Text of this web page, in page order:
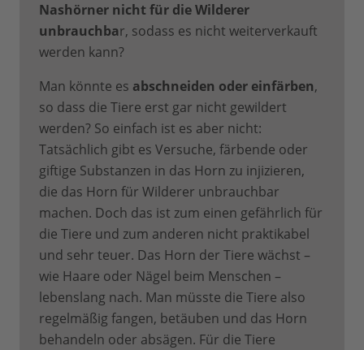
Nashörner nicht für die Wilderer
unbrauchbar, sodass es nicht weiterverkauft
werden kann?
Man könnte es abschneiden oder einfärben,
so dass die Tiere erst gar nicht gewildert
werden? So einfach ist es aber nicht:
Tatsächlich gibt es Versuche, färbende oder
giftige Substanzen in das Horn zu injizieren,
die das Horn für Wilderer unbrauchbar
machen. Doch das ist zum einen gefährlich für
die Tiere und zum anderen nicht praktikabel
und sehr teuer. Das Horn der Tiere wächst –
wie Haare oder Nägel beim Menschen –
lebenslang nach. Man müsste die Tiere also
regelmäßig fangen, betäuben und das Horn
behandeln oder absägen. Für die Tiere